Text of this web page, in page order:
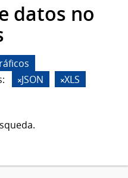
datos no
JSON
XLS